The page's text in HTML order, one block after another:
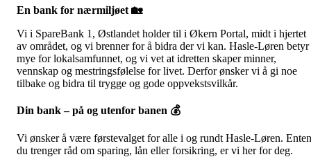
En bank for nærmiljøet 🏡
Vi i SpareBank 1, Østlandet holder til i Økern Portal, midt i hjertet
av området, og vi brenner for å bidra der vi kan. Hasle-Løren betyr
mye for lokalsamfunnet, og vi vet at idretten skaper minner,
vennskap og mestringsfølelse for livet. Derfor ønsker vi å gi noe
tilbake og bidra til trygge og gode oppvekstsvilkår.
Din bank – på og utenfor banen 💰
Vi ønsker å være førstevalget for alle i og rundt Hasle-Løren. Enten
du trenger råd om sparing, lån eller forsikring, er vi her for deg.